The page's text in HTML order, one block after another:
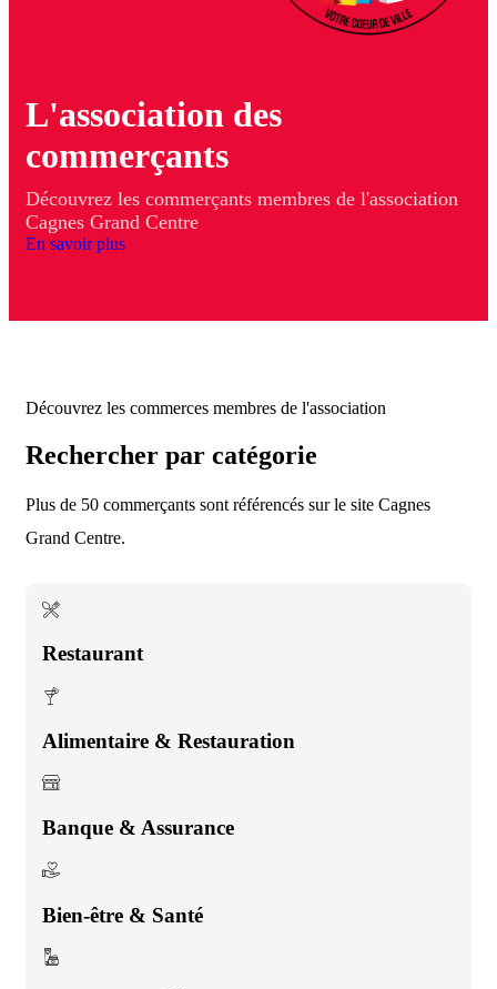
L'association des
commerçants
Découvrez les commerçants membres de l'association
Cagnes Grand Centre
En savoir plus
Découvrez les commerces membres de l'association
Rechercher par catégorie
Plus de 50 commerçants sont référencés sur le site Cagnes
Grand Centre.
Restaurant
Alimentaire & Restauration
Banque & Assurance
Bien-être & Santé